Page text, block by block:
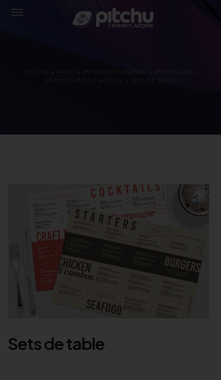
PITCHU • PRINT • IMPRESSION PAPIER
RESTAURATION / HÔTELS
• SETS DE TABLE
Sets de table